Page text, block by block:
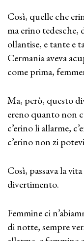
Così, quelle che
ma erino tedesche,
ollantise, e tante e
Cermania aveva
come prima,
Ma, però, questo
ereno quanto non
c’erino li allarme,
c’erino non zi
Così, passava la
divertimento.
Femmine ci
di notte, sempre